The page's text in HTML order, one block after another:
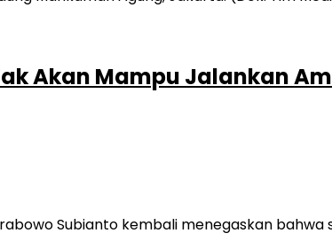
Akan Mampu Jalankan
Subianto kembali menegaskan